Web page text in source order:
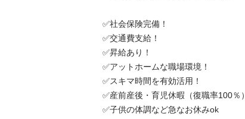
✅社会保険完備！
✅交通費支給！
✅昇給あり！
✅アットホームな職場環境！
✅スキマ時間を有効活用！
✅産前産後・育児休暇（復職率100％）
✅子供の体調など急なお休みok